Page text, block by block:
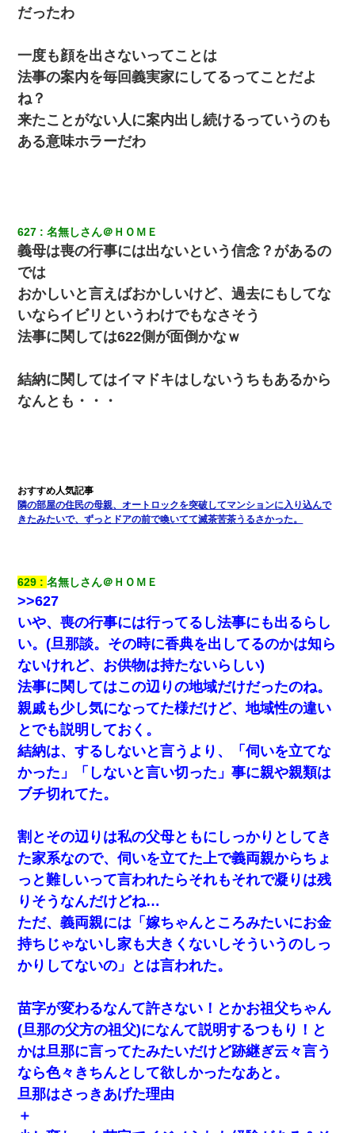
て近寄ったら女の子がおっさんの下敷きになってた
小学生の息子が急に様子がおかしくなった。私「理由を聞いても
『わかんない！』って怒鳴り付けてくるし、困っってる」旦那
「話してみるよ」→ 後日・・・
からない
【衝撃】婚約者「兄と結婚はするけど嫁入りするわけじゃない。
お互い干渉はしないようにしましょう」→ その後に結納金の話を
したので、母が・・・
男だけどリベンジポノレノの被害者になって未だに人生が立ち直
せない
22歳の頃、父に36歳の男性とお見合いをしてくれと頼まれた。父
の親会社の経営者の息子さんだったので、父も喜んで私の写真を
送ったんだが→
新卒の女性社員に1年半ストーカーされていた。俺「マジで怖い」
上司「話をしてみる」→女性社員「実は10数年前に…」
ｗｗｗｗｗ
ミスした新人(
)に冗談で「行為させてくれたら許してあげる」
って言ったら・・・
【悲報】姉と入浴中に大きくなってしまった結果ｗｗｗｗｗｗｗ
ｗ
【悲報】嫁がワイのこと嫌いっぽいから単身赴任した結果
【修羅場】彼女親「カスな家柄のヤツなんかと家族になるのはご
めんだ」俺「じゃあ別れます…」→ 彼女「なんで言い返してくれ
なかったの？（泣」
【衝撃】ある工場に配属すると、女の人がみんな退職してしま
う。会社「仕事がハードだし田舎で娯楽も少ないからキツイの
か…」→ 実際は違った
妊娠中に「おいこのブタ女！てめー席譲れ！」と絡まれ腹を殴る
真似された。泣きながら夫に話すと一年後に…
だったわ
一度も顔を出さないってことは
法事の案内を毎回義実家にしてるってことだよ
ね？
来たことがない人に案内出し続けるっていうのも
ある意味ホラーだわ
627 名無しさん＠ＨＯＭＥ
義母は喪の行事には出ないという信念？があるの
では
おかしいと言えばおかしいけど、過去にもしてな
いならイビリというわけでもなさそう
法事に関しては622側が面倒かなｗ
結納に関してはイマドキはしないうちもあるから
なんとも・・・
隣の部屋の住民の母親、オートロックを突破してマンションに入り込んで
きたみたいで、ずっとドアの前で喚いてて滅茶苦茶うるさかった。
629 名無しさん＠ＨＯＭＥ
>>627
いや、喪の行事には行ってるし法事にも出るらし
い。(旦那談。その時に香典を出してるのかは知ら
ないけれど、お供物は持たないらしい)
法事に関してはこの辺りの地域だけだったのね。
親戚も少し気になってた様だけど、地域性の違い
とでも説明しておく。
結納は、するしないと言うより、「伺いを立てな
かった」「しないと言い切った」事に親や親類は
ブチ切れてた。
割とその辺りは私の父母ともにしっかりとしてき
た家系なので、伺いを立てた上で義両親からちょ
っと難しいって言われたらそれもそれで凝りは残
りそうなんだけどね…
ただ、義両親には「嫁ちゃんところみたいにお金
持ちじゃないし家も大きくないしそういうのしっ
かりしてないの」とは言われた。
苗字が変わるなんて許さない！とかお祖父ちゃん
(旦那の父方の祖父)になんて説明するつもり！と
かは旦那に言ってたみたいだけど跡継ぎ云々言う
なら色々きちんとして欲しかったなあと。
旦那はさっきあげた理由
＋